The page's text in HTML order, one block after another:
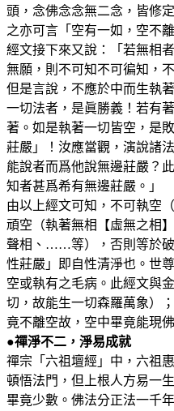
頭，念佛念念無二念，皆修
之亦可言「空有一如，空不離
經文接下來又說：「若無相
無願，則不可知不可徧知，
但是言說，不應於中而生執
一切法者，是眞勝義！若有
著。如是執著一切皆空，是
莊嚴」！汝應當觀，演說諸
能說者而爲他說無邊莊嚴？
知者甚爲希有無邊莊嚴。」
由以上經文可知，不可執空
頑空（執著無相【虛無之相
聲相、……等），否則等於破
性莊嚴」即自性清淨也。世
空或執有之毛病。此經文與
切，故能生一切森羅萬象）
竟不離空故，空中畢竟能現
●禪淨不二，淨易成就
禪宗「六祖壇經」中，六祖
頓悟法門，但上根人方易一
畢竟少數。佛法分正法一千